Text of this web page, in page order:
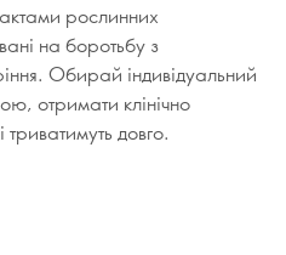
рослинних
на боротьбу з
Обирай індивідуальний
отримати клінічно
триватимуть довго.